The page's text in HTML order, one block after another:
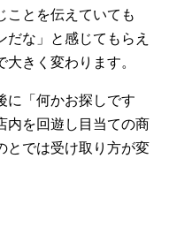
ことを伝えていても
だな」と感じてもらえ
きく変わります。
に「何かお探しです
内を回遊し目当ての商
とでは受け取り方が変